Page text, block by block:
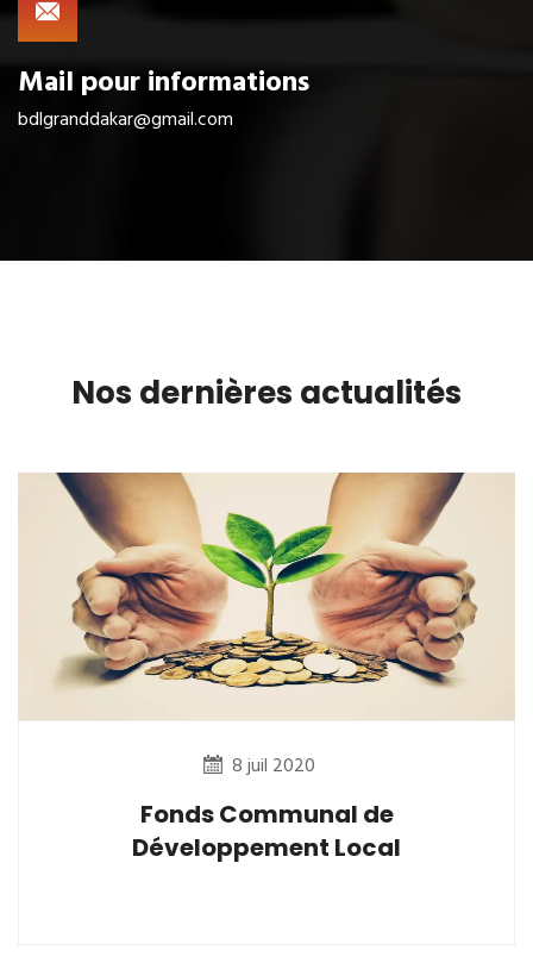
Mail pour informations
bdlgranddakar@gmail.com
Nos dernières actualités
8 juil 2020
Fonds Communal de
Développement Local